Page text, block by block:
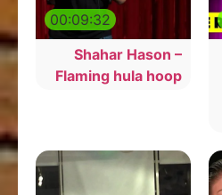
00:09:32
Shahar Hason –
Flaming hula hoop